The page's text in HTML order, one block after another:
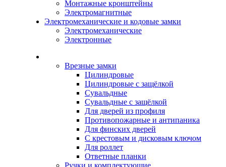
Монтажные кронштейны
Электромагнитные
Электромеханические и кодовые замки
Электромеханические
Электронные
Врезные замки
Цилиндровые
Цилиндровые с защёлкой
Сувальдные
Сувальдные с защёлкой
Для дверей из профиля
Противопожарные и антипаника
Для финских дверей
С крестовым и дисковым ключом
Для роллет
Ответные планки
Ручки и комплектующие